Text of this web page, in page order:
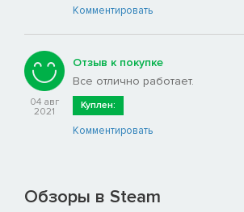
Комментировать
04 авг
2021
Отзыв к покупке
Все отлично работает.
Куплен:
Комментировать
Обзоры в Steam